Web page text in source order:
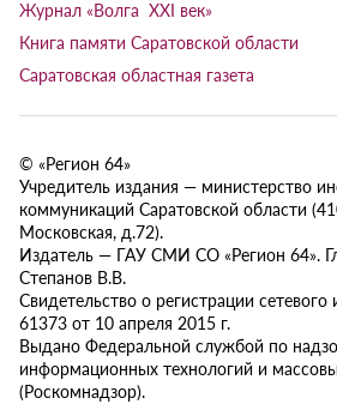
Журнал «Волга XXI век»
Книга памяти Саратовской области
Саратовская областная газета
© «Регион 64»
Учредитель издания — министерство
коммуникаций Саратовской области
Московская, д.72).
Издатель — ГАУ СМИ СО «Регион 64».
Степанов В.В.
Свидетельство о регистрации
61373 от 10 апреля 2015 г.
Выдано Федеральной службой по
информационных технологий и
(Роскомнадзор).